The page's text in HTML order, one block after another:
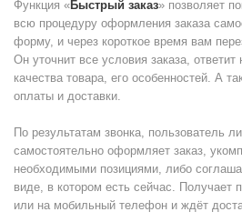
Функция «Быстрый заказ» позволяет
всю процедуру оформления заказа
форму, и через короткое время вам
Он уточнит все условия заказа,
качества товара, его особенностей. А
оплаты и доставки.
По результатам звонка, пользователь
самостоятельно оформляет заказ,
необходимыми позициями, либо
виде, в котором есть сейчас. Получает
или на мобильный телефон и ждёт